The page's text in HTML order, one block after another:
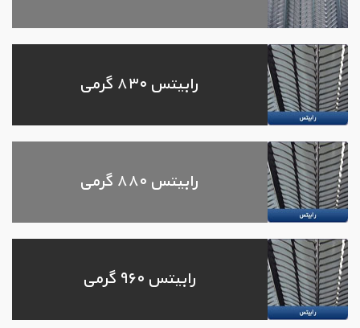
رابیتس ۸۳۰ گرمی
رابیتس ۸۸۰ گرمی
رابیتس ۹۶۰ گرمی